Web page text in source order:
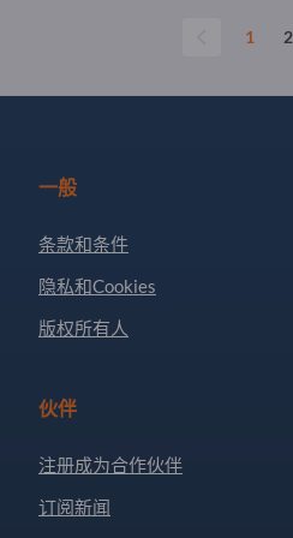
1 2
一般
条款和条件
隐私和Cookies
版权所有人
伙伴
注册成为合作伙伴
订阅新闻